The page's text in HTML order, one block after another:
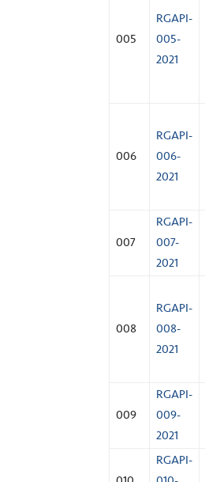
005
RGAPI-
005-
2021
006
RGAPI-
006-
2021
007
RGAPI-
007-
2021
008
RGAPI-
008-
2021
009
RGAPI-
009-
2021
RGAPI-